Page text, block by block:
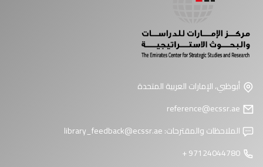
أبوظبي، الإمارات العربية المتحدة
الملاحظات والمقترحات:library_feedback@ecssr.ae